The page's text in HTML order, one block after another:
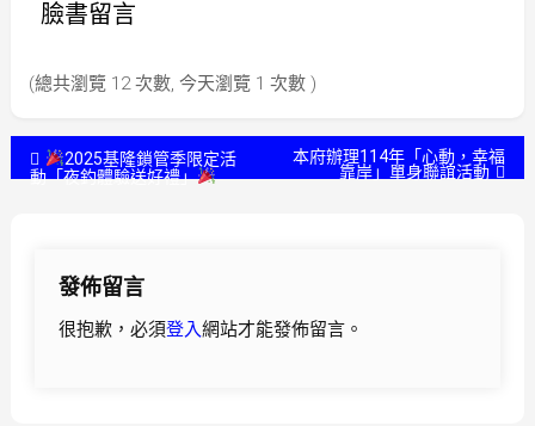
臉書留言
(總共瀏覽 12 次數, 今天瀏覽 1 次數 )
文
2025基隆鎖管季限定活
動「夜釣體驗送好禮」
本府辦理114年「心動，幸福
靠岸」單身聯誼活動
發佈留言
很抱歉，必須登入網站才能發佈留言。